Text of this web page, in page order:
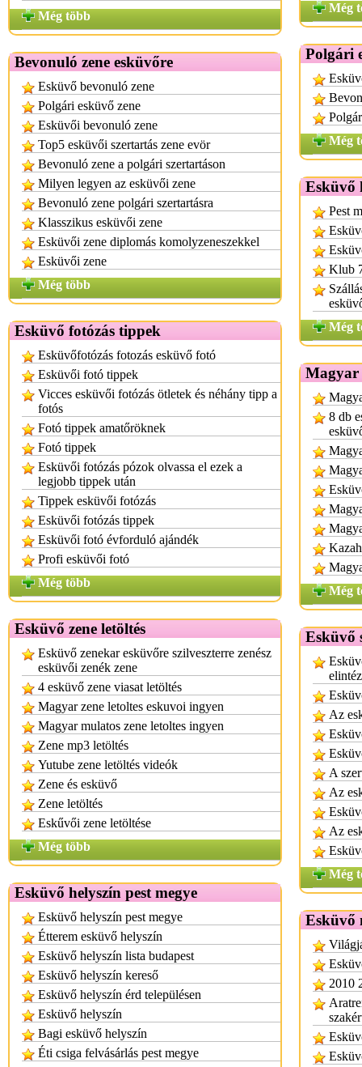
Még több
Bevonuló zene esküvőre
Esküvő bevonuló zene
Polgári esküvő zene
Esküvői bevonuló zene
Top5 esküvői szertartás zene evör
Bevonuló zene a polgári szertartáson
Milyen legyen az esküvői zene
Bevonuló zene polgári szertartásra
Klasszikus esküvői zene
Esküvői zene diplomás komolyzeneszekkel
Esküvői zene
Még több
Esküvő fotózás tippek
Esküvőfotózás fotozás esküvő fotó
Esküvői fotó tippek
Vicces esküvői fotózás ötletek és néhány tipp a
fotós
Fotó tippek amatőröknek
Fotó tippek
Esküvői fotózás pózok olvassa el ezek a
legjobb tippek után
Tippek esküvői fotózás
Esküvői fotózás tippek
Esküvői fotó évforduló ajándék
Profi esküvői fotó
Még több
Esküvő zene letöltés
Esküvő zenekar esküvőre szilveszterre zenész
esküvői zenék zene
4 esküvő zene viasat letöltés
Magyar zene letoltes eskuvoi ingyen
Magyar mulatos zene letoltes ingyen
Zene mp3 letöltés
Yutube zene letöltés videók
Zene és esküvő
Zene letöltés
Eskűvői zene letöltése
Még több
Esküvő helyszín pest megye
Esküvő helyszín pest megye
Étterem esküvő helyszín
Esküvő helyszín lista budapest
Esküvő helyszín kereső
Esküvő helyszín érd településen
Esküvő helyszín
Bagi esküvő helyszín
Éti csiga felvásárlás pest megye
Még
Polgári
Még
Esküvő
Pest
Klub
Még
Magyar
8 db
Még
Esküvő
Az
A
Az
Az
Még
Esküvő
2010